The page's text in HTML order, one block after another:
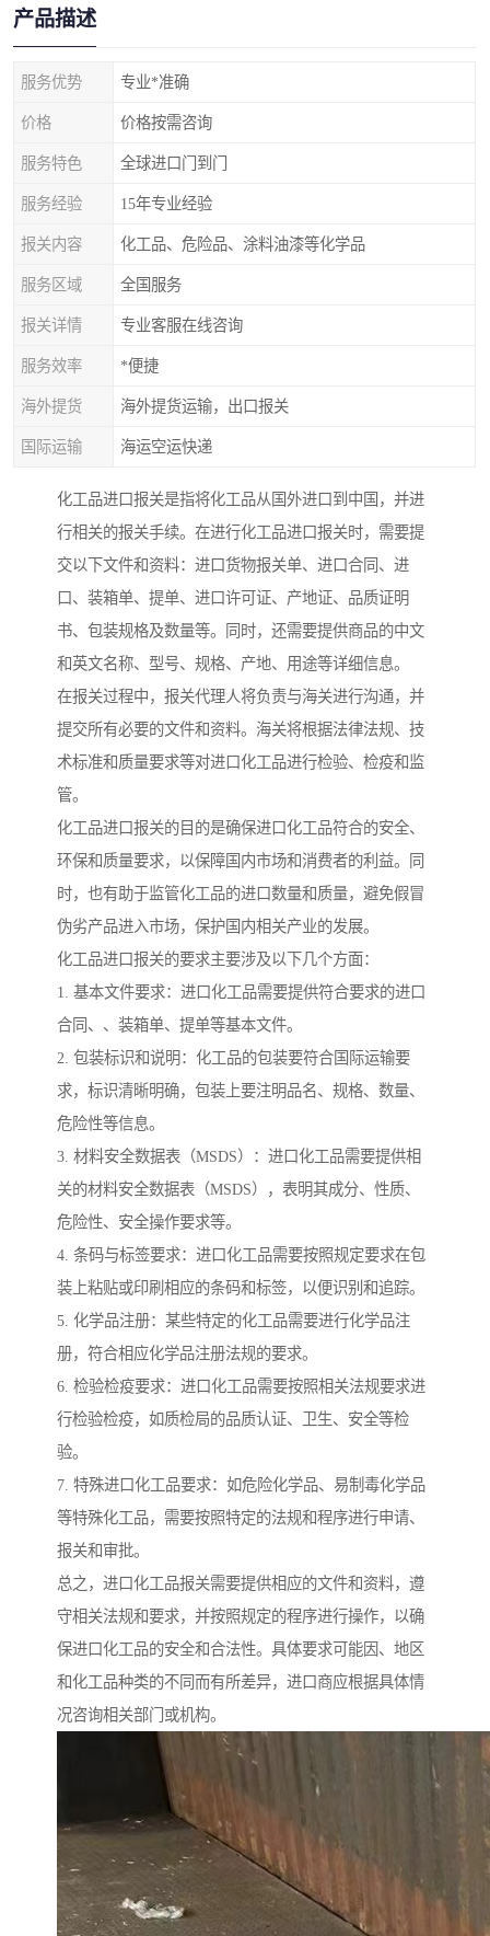
产品描述
服务优势 专业*准确
价格 价格按需咨询
服务特色 全球进口门到门
服务经验 15年专业经验
报关内容 化工品、危险品、涂料油漆等化学品
服务区域 全国服务
报关详情 专业客服在线咨询
服务效率 *便捷
海外提货 海外提货运输，出口报关
国际运输 海运空运快递
化工品进口报关是指将化工品从国外进口到中国，并进
行相关的报关手续。在进行化工品进口报关时，需要提
交以下文件和资料：进口货物报关单、进口合同、进
口、装箱单、提单、进口许可证、产地证、品质证明
书、包装规格及数量等。同时，还需要提供商品的中文
和英文名称、型号、规格、产地、用途等详细信息。
在报关过程中，报关代理人将负责与海关进行沟通，并
提交所有必要的文件和资料。海关将根据法律法规、技
术标准和质量要求等对进口化工品进行检验、检疫和监
管。
化工品进口报关的目的是确保进口化工品符合的安全、
环保和质量要求，以保障国内市场和消费者的利益。同
时，也有助于监管化工品的进口数量和质量，避免假冒
伪劣产品进入市场，保护国内相关产业的发展。
化工品进口报关的要求主要涉及以下几个方面：
1. 基本文件要求：进口化工品需要提供符合要求的进口
合同、、装箱单、提单等基本文件。
2. 包装标识和说明：化工品的包装要符合国际运输要
求，标识清晰明确，包装上要注明品名、规格、数量、
危险性等信息。
3. 材料安全数据表（MSDS）：进口化工品需要提供相
关的材料安全数据表（MSDS），表明其成分、性质、
危险性、安全操作要求等。
4. 条码与标签要求：进口化工品需要按照规定要求在包
装上粘贴或印刷相应的条码和标签，以便识别和追踪。
5. 化学品注册：某些特定的化工品需要进行化学品注
册，符合相应化学品注册法规的要求。
6. 检验检疫要求：进口化工品需要按照相关法规要求进
行检验检疫，如质检局的品质认证、卫生、安全等检
验。
7. 特殊进口化工品要求：如危险化学品、易制毒化学品
等特殊化工品，需要按照特定的法规和程序进行申请、
报关和审批。
总之，进口化工品报关需要提供相应的文件和资料，遵
守相关法规和要求，并按照规定的程序进行操作，以确
保进口化工品的安全和合法性。具体要求可能因、地区
和化工品种类的不同而有所差异，进口商应根据具体情
况咨询相关部门或机构。